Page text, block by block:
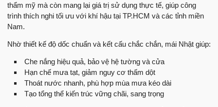
thẩm mỹ mà còn mang lại giá trị sử dụng thực tế, giúp công
trình thích nghi tối ưu với khí hậu tại TP.HCM và các tỉnh miền
Nam.
Nhờ thiết kế độ dốc chuẩn và kết cấu chắc chắn, mái Nhật giúp:
Che nắng hiệu quả, bảo vệ hệ tường và cửa
Hạn chế mưa tạt, giảm nguy cơ thấm dột
Thoát nước nhanh, phù hợp mùa mưa kéo dài
Tạo tổng thể kiến trúc vững chãi, sang trọng